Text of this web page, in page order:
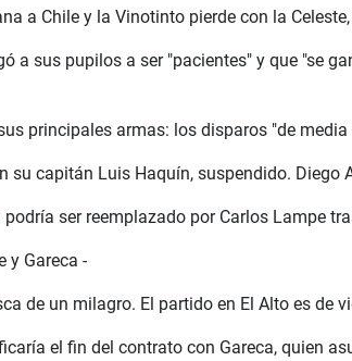
a Chile y la Vinotinto pierde con la
a sus pupilos a ser "pacientes" y que "se
principales armas: los disparos "de
su capitán Luis Haquín, suspendido. Diego
ser reemplazado por Carlos Lampe
y Gareca -
de un milagro. El partido en El Alto es de
el fin del contrato con Gareca, quien